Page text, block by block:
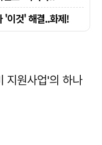
지원사업'의 하나